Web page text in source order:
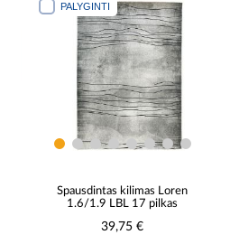
PALYGINTI
Spausdintas kilimas Loren
1.6/1.9 LBL 17 pilkas
39,75 €